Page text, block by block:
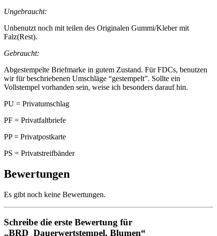
Ungebraucht:
Unbenutzt noch mit teilen des Originalen Gummi/Kleber mit
Falz(Rest).
Gebraucht:
Abgestempelte Briefmarke in gutem Zustand. Für FDCs, benutzen
wir für beschriebenen Umschläge “gestempelt”. Sollte ein
Vollstempel vorhanden sein, weise ich besonders darauf hin.
PU = Privatumschlag
PF = Privatfaltbriefe
PP = Privatpostkarte
PS = Privatstreifbänder
Bewertungen
Es gibt noch keine Bewertungen.
Schreibe die erste Bewertung für
„BRD_Dauerwertstempel, Blumen“